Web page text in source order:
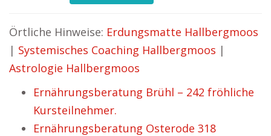
Örtliche Hinweise: Erdungsmatte Hallbergmoos
| Systemisches Coaching Hallbergmoos |
Astrologie Hallbergmoos
Ernährungsberatung Brühl – 242 fröhliche
Kursteilnehmer.
Ernährungsberatung Osterode 318